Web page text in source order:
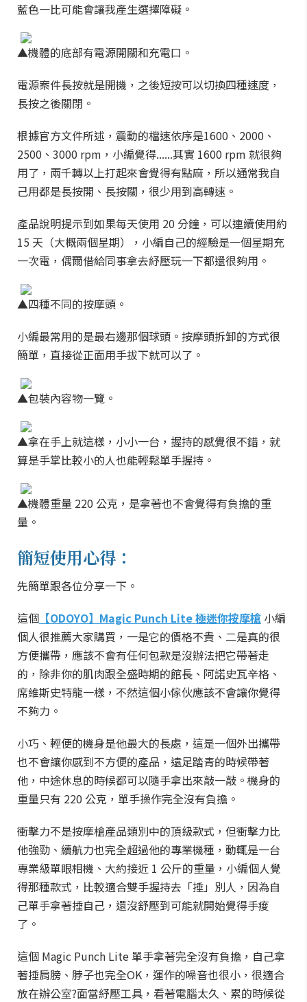
藍色一比可能會讓我產生選擇障礙。
▲機體的底部有電源開關和充電口。
電源案件長按就是開機，之後短按可以切換四種速度，
長按之後關閉。
根據官方文件所述，震動的檔速依序是1600、2000、
2500、3000 rpm，小編覺得......其實 1600 rpm 就很夠
用了，兩千轉以上打起來會覺得有點麻，所以通常我自
己用都是長按開、長按關，很少用到高轉速。
產品說明提示到如果每天使用 20 分鐘，可以連續使用約
15 天（大概兩個星期），小編自己的經驗是一個星期充
一次電，偶爾借給同事拿去紓壓玩一下都還很夠用。
▲四種不同的按摩頭。
小編最常用的是最右邊那個球頭。按摩頭拆卸的方式很
簡單，直接從正面用手拔下就可以了。
▲包裝內容物一覽。
▲拿在手上就這樣，小小一台，握持的感覺很不錯，就
算是手掌比較小的人也能輕鬆單手握持。
▲機體重量 220 公克，是拿著也不會覺得有負擔的重
量。
簡短使用心得：
先簡單跟各位分享一下。
這個 【ODOYO】Magic Punch Lite 極迷你按摩槍 小編
個人很推薦大家購買，一是它的價格不貴、二是真的很
方便攜帶，應該不會有任何包款是沒辦法把它帶著走
的，除非你的肌肉跟全盛時期的館長、阿諾史瓦辛格、
席維斯史特龍一樣，不然這個小傢伙應該不會讓你覺得
不夠力。
小巧、輕便的機身是他最大的長處，這是一個外出攜帶
也不會讓你感到不方便的產品，遠足踏青的時候帶著
他，中途休息的時候都可以隨手拿出來敲一敲。機身的
重量只有 220 公克，單手操作完全沒有負擔。
衝擊力不是按摩槍產品類別中的頂級款式，但衝擊力比
他強勁、續航力也完全超過他的專業機種，動輒是一台
專業級單眼相機、大約接近 1 公斤的重量，小編個人覺
得那種款式，比較適合雙手握持去「捶」別人，因為自
己單手拿著捶自己，還沒舒壓到可能就開始覺得手痠
了。
這個 Magic Punch Lite 單手拿著完全沒有負擔，自己拿
著捶肩膀、脖子也完全OK，運作的噪音也很小，很適合
放在辦公室?面當紓壓工具，看著電腦太久、累的時候從